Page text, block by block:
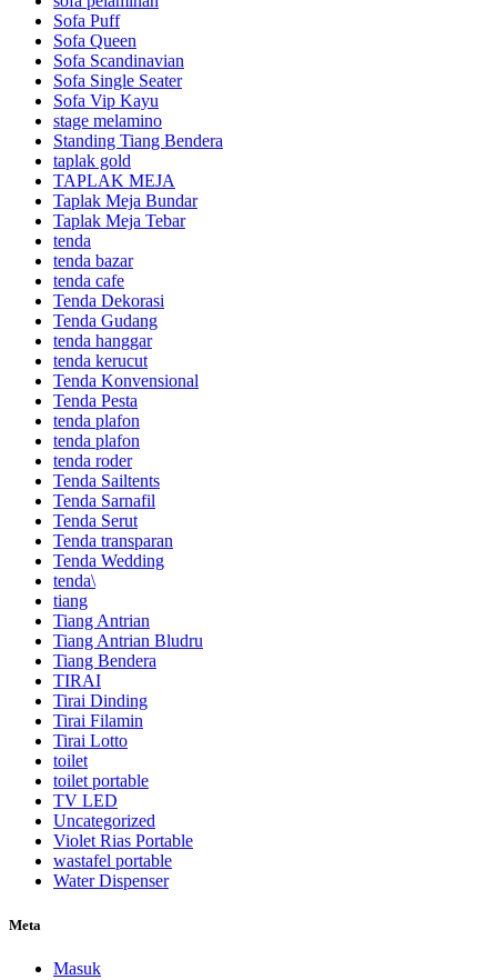
Sofa Puff
Sofa Queen
Sofa Scandinavian
Sofa Single Seater
Sofa Vip Kayu
stage melamino
Standing Tiang Bendera
taplak gold
TAPLAK MEJA
Taplak Meja Bundar
Taplak Meja Tebar
tenda
tenda bazar
tenda cafe
Tenda Dekorasi
Tenda Gudang
tenda hanggar
tenda kerucut
Tenda Konvensional
Tenda Pesta
tenda plafon
tenda plafon
tenda roder
Tenda Sailtents
Tenda Sarnafil
Tenda Serut
Tenda transparan
Tenda Wedding
tenda\
tiang
Tiang Antrian
Tiang Antrian Bludru
Tiang Bendera
TIRAI
Tirai Dinding
Tirai Filamin
Tirai Lotto
toilet
toilet portable
TV LED
Uncategorized
Violet Rias Portable
wastafel portable
Water Dispenser
Meta
Masuk